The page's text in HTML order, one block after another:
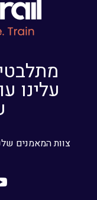
עלינו
צוות המאמנים